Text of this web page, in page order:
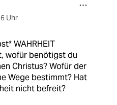
Uhr
WAHRHEIT
wofür benötigst du
Christus? Wofür der
Wege bestimmt? Hat
nicht befreit?